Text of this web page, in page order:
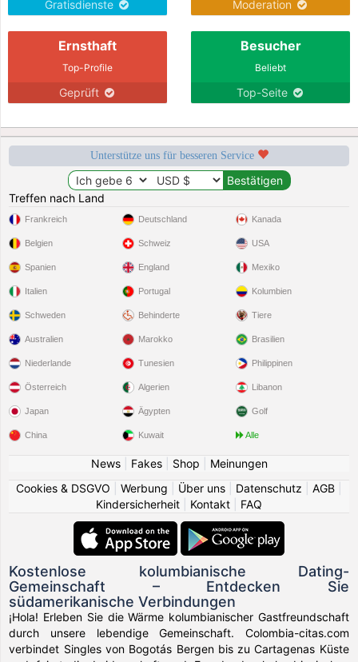
Gratisdienste Moderation
Ernsthaft
Top-Profile
Geprüft
Besucher
Beliebt
Top-Seite
Unterstütze uns für besseren Service
Treffen nach Land
Frankreich
Belgien
Spanien
Italien
Schweden
Deutschland
Schweiz
England
Portugal
Behinderte
Kanada
USA
Mexiko
Kolumbien
Tiere
Australien
Niederlande
Österreich
Japan
China
Marokko
Tunesien
Algerien
Ägypten
Kuwait
Brasilien
Philippinen
Libanon
Golf
Alle
News| Fakes| Shop
Meinungen
Cookies & DSGVO
Werbung Über uns Datenschutz AGB
Kindersicherheit
Kontakt FAQ
Kostenlose kolumbianische Dating-
Gemeinschaft – Entdecken Sie
südamerikanische Verbindungen
¡Hola! Erleben Sie die Wärme kolumbianischer Gastfreundschaft
durch unsere lebendige Gemeinschaft. Colombia-citas.com
verbindet Singles von Bogotás Bergen bis zu Cartagenas Küste